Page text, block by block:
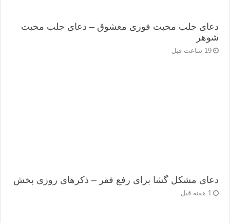
دعای جلب محبت فوری معشوق – دعای جلب محبت
شوهر
19 ساعت قبل
دعای مشکل گشا برای رفع فقر – ذکرهای روزی‌ بخش
1 هفته قبل